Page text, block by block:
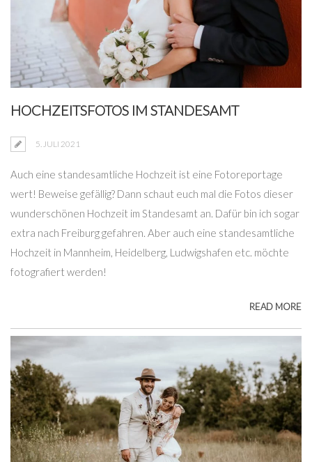
HOCHZEITSFOTOS IM STANDESAMT
5. JULI 2021
Auch eine standesamtliche Hochzeit ist eine Fotoreportage
wert! Beweise gefällig? Dann schaut euch mal die Fotos dieser
wunderschönen Hochzeit im Standesamt an. Dafür bin ich sogar
extra nach Freiburg gefahren. Aber auch eine standesamtliche
Hochzeit in Mannheim, Heidelberg, Ludwigshafen etc. möchte
fotografiert werden!
READ MORE